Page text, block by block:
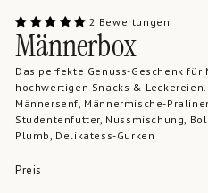
2 Bewertungen
Männerbox
Das perfekte Genuss-Geschenk
hochwertigen Snacks &
Männersenf, Männermische-
Studentenfutter, Nussmischung,
Plumb, Delikatess-Gurken
Preis